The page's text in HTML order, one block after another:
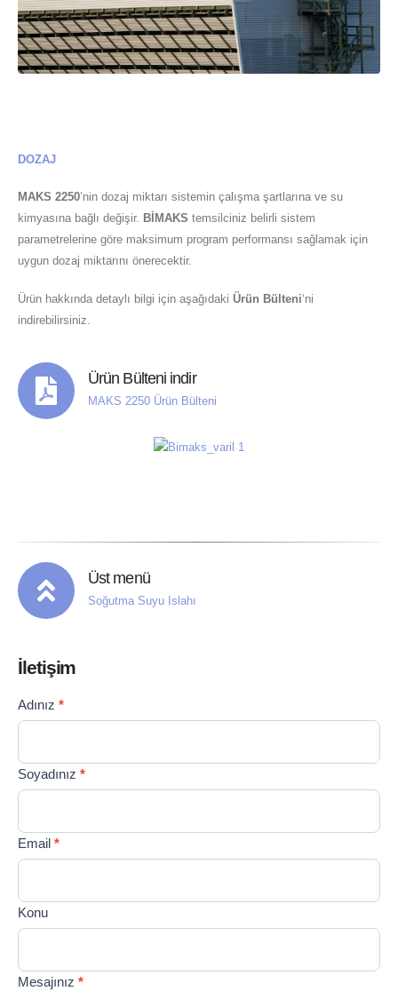
DOZAJ
MAKS 2250’nin dozaj miktarı sistemin çalışma şartlarına ve su
kimyasına bağlı değişir. BİMAKS temsilciniz belirli sistem
parametrelerine göre maksimum program performansı sağlamak için
uygun dozaj miktarını önerecektir.
Ürün hakkında detaylı bilgi için aşağıdaki Ürün Bülteni‘ni
indirebilirsiniz.
Ürün Bülteni indir
MAKS 2250 Ürün Bülteni
Üst menü
Soğutma Suyu Islahı
İletişim
Contact
Us
Adınız *
Soyadınız *
Email *
Konu
Mesajınız *
If you
are
leave
this
blank.